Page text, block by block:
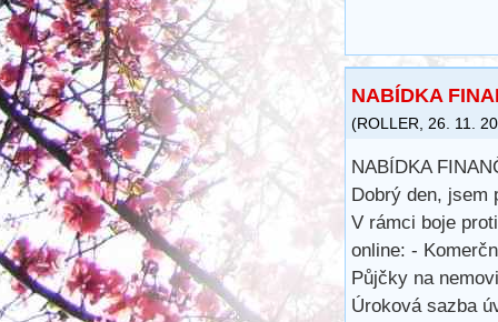
NABÍDKA
(ROLLER 26. 11.
NABÍDKA
Dobrý den, jsem
V rámci boje
online: -
Půjčky na
Úroková sazba